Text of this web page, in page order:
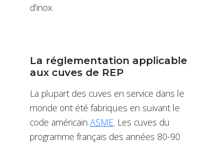
d’inox.
La réglementation applicable
aux cuves de REP
La plupart des cuves en service dans le
monde ont été fabriques en suivant le
code américain ASME. Les cuves du
programme français des années 80-90